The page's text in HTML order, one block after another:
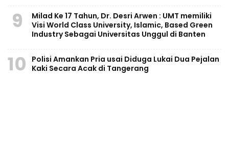
9
Milad Ke 17 Tahun, Dr. Desri Arwen : UMT memiliki
Visi World Class University, Islamic, Based Green
Industry Sebagai Universitas Unggul di Banten
10
Polisi Amankan Pria usai Diduga Lukai Dua Pejalan
Kaki Secara Acak di Tangerang